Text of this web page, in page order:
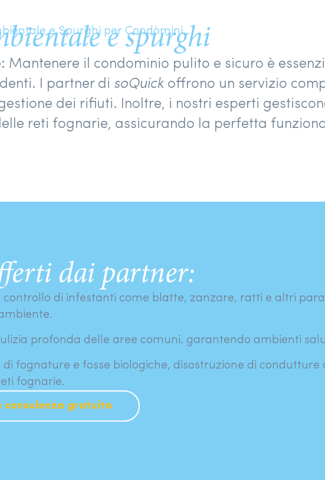
e Spurghi per Condòmini
e spurghi
Mantenere il condominio pulito e sicuro è
I partner di soQuick offrono un servizio
dei rifiuti. Inoltre, i nostri esperti
reti fognarie, assicurando la perfetta
dai partner:
controllo di infestanti come blatte, zanzare, ratti e altri
profonda delle aree comuni, garantendo ambienti
di fognature e fosse biologiche, disostruzione di condutture
fognarie.
consulenza gratuita